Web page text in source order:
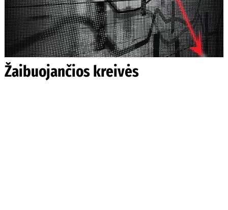
Žaibuojančios kreivės